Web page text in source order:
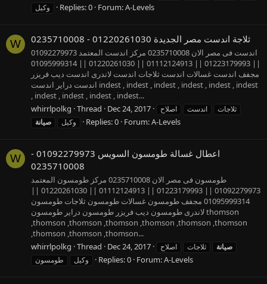
وكيل
Replies: 0 Forum:A-Levels
W ثلاجة اندست مصر الجديدة 01220261030 - 0235710008
اندست فى مصر الان 0235710008 مركز اندست المعتمد 01092279973
|| 01223179993 || 01112124913 || 01220261030 || 01095999314
مجفف اندست غسالات اندست ثلاجات اندست لاندرى اندست ديب فريزر
اندست دراير اندست indest , indest , indest , indest , indest , indest
, indest , indest , indest , indest...
whirrlpolkg Thread Dec 24, 2017 اصلاح اندست
ثلاجات
صيانة
وكيل Replies: 0 Forum:A-Levels
W
اعطال غسالة طومسون السويس 01092279973 -
0235710008
طومسون فى مصر الان 0235710008 مركز طومسون المعتمد
01092279973 || 01223179993 || 01112124913 || 01220261030 ||
01095999314 مجفف طومسون غسالات طومسون ثلاجات طومسون
لاندرى طومسون ديب فريزر طومسون دراير طومسون thomson
,thomson ,thomson ,thomson ,thomson ,thomson ,thomson
,thomson ,thomson ,thomson...
whirrlpolkg Thread Dec 24, 2017 اصلاح ثلاجات
صيانة
طومسون
وكيل Replies: 0 Forum:A-Levels